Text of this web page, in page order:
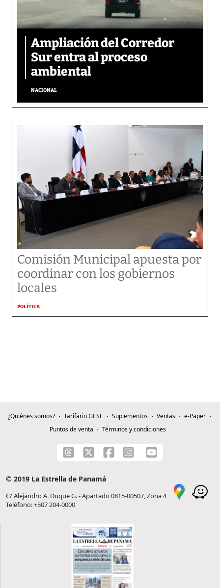
Ampliación del Corredor
Sur entra al proceso
ambiental
NACIONAL
Comisión Municipal apuesta por
coordinar con los gobiernos
locales
POLÍTICA
¿Quiénes somos? Tarifario GESE Suplementos Ventas
e-Paper
Puntos de venta
Términos y condiciones
© 2019 La Estrella de Panamá
C/ Alejandro A. Duque G. - Apartado 0815-00507, Zona 4
Teléfono: +507 204-0000